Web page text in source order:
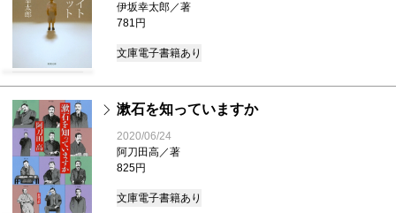
伊坂幸太郎／著
781円
文庫電子書籍あり
漱石を知っていますか
2020/06/24
阿刀田高／著
825円
文庫電子書籍あり